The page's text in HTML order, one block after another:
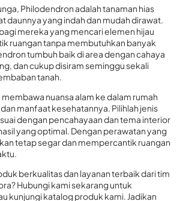
Philodendron adalah tanaman hias
daunnya yang indah dan mudah dirawat.
mereka yang mencari elemen hijau
ruangan tanpa membutuhkan banyak
tumbuh baik di area dengan cahaya
dan cukup disiram seminggu sekali
tanah.
nuansa alam ke dalam rumah
manfaat kesehatannya. Pilihlah jenis
dengan pencahayaan dan tema interior
yang optimal. Dengan perawatan yang
tetap segar dan mempercantik ruangan
berkualitas dan layanan terbaik dari tim
Hubungi kami sekarang untuk
kunjungi katalog produk kami. Jadikan